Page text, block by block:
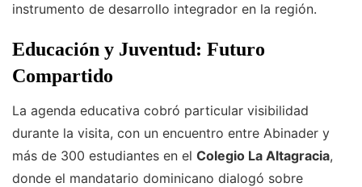
instrumento de desarrollo integrador en la región.
Educación y Juventud: Futuro
Compartido
La agenda educativa cobró particular visibilidad
durante la visita, con un encuentro entre Abinader y
más de 300 estudiantes en el Colegio La Altagracia,
donde el mandatario dominicano dialogó sobre